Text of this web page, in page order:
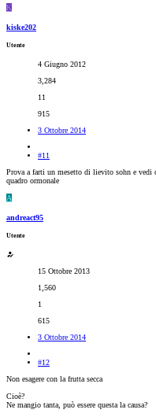
K
kiske202
Utente
4 Giugno 2012
3,284
11
915
3 Ottobre 2014
#11
Prova a farti un mesetto di lievito sohn e vedi
quadro ormonale
A
andreact95
Utente
15 Ottobre 2013
1,560
1
615
3 Ottobre 2014
#12
Non esagere con la frutta secca
Cioè?
Ne mangio tanta, può essere questa la causa?